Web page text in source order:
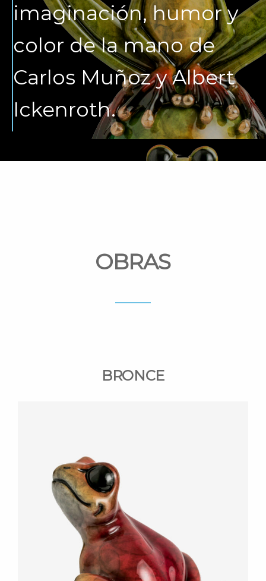
imaginación, humor y
color de la mano de
Carlos Muñoz y Albert
Ickenroth.
OBRAS
BRONCE